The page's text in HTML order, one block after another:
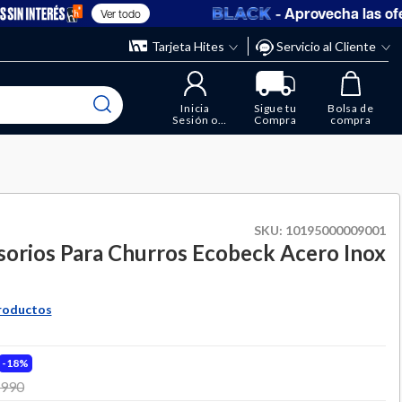
Ver todo - Aprovecha las
Servicio al Cliente
Tarjeta Hites
Inicia
Sesión o
Regístrate
Sigue tu
Compra
Bolsa de
compra
y elimina los que ya no necesitas.
SKU: 10195000009001
Para Churros Ecobeck Acero Inox
18%
to